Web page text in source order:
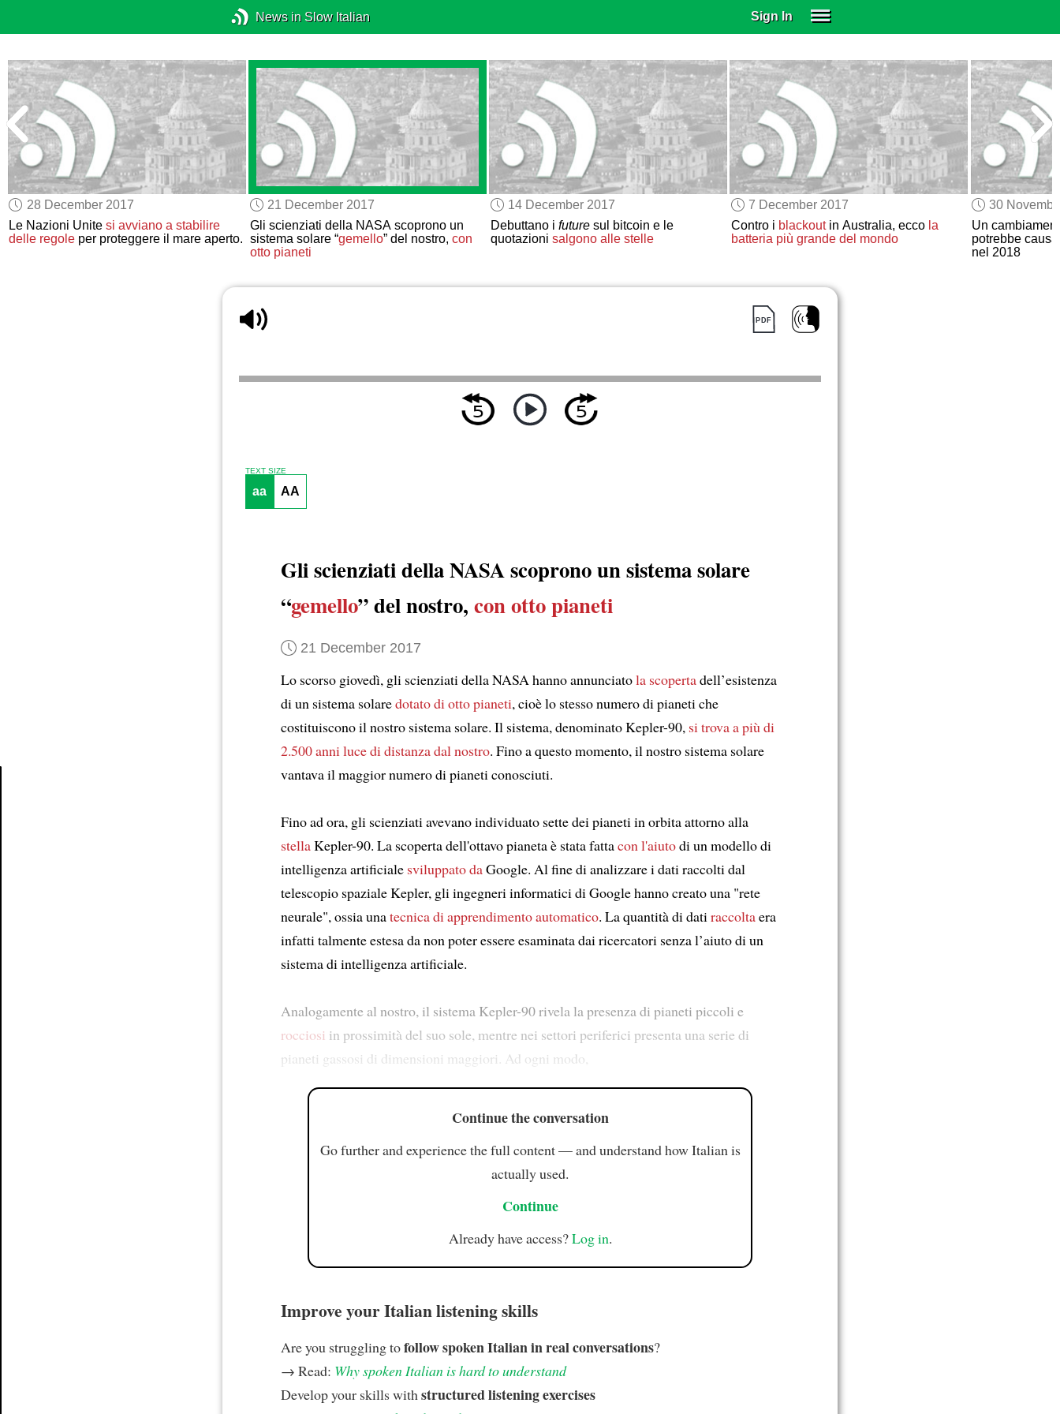
News in Slow Italian Sign In
SUBSCRIBE
EDUCATIONAL LICENSES
GIFT CARDS
OTHER LANGUAGES
ABOUT US
ALEXA
ADJUST COLORS
28 December 2017
Le Nazioni Unitesi avviano a stabilire
delle regole per proteggere il mare aperto.
21 December 2017
Gli scienziati della NASA scoprono un
sistema solare “gemello” del nostro, con
otto pianeti
14 December 2017
Debuttano i futuresul bitcoin e le
quotazioni salgono alle stelle
7 December 2017
Contro i blackoutin Australia, ecco la
batteria più grande del mondo
30
Un
potrebbe
nel 2018
TEXT SIZE
aa AA
Gli scienziati della NASA scoprono un sistema solare
“gemello” del nostro, con otto pianeti
21 December 2017
Lo scorso giovedì, gli scienziati della NASA hanno annunciatola scopertadell’esistenza
di un sistema solaredotato di otto pianeti, cioè lo stesso numero di pianeti che
costituiscono il nostro sistema solare. Il sistema, denominato Kepler-90, si trova a più di
2.500 anni luce di distanza dal nostro. Fino a questo momento, il nostro sistema solare
vantava il maggior numero di pianeti conosciuti.
Fino ad ora, gli scienziati avevano individuato sette dei pianeti in orbita attorno alla
stellaKepler-90. La scoperta dell'ottavo pianeta è stata fattacon l'aiutodi un modello di
intelligenza artificiale sviluppato daGoogle. Al fine di analizzare i dati raccolti dal
telescopio spaziale Kepler, gli ingegneri informatici di Google hanno creato una "rete
neurale", ossia unatecnica di apprendimento automatico. La quantità di datiraccoltaera
infatti talmente estesa da non poter essere esaminata dai ricercatori senza l’aiuto di un
sistema di intelligenza artificiale.
Analogamente al nostro, il sistema Kepler-90 rivela la presenza di pianeti piccoli e
rocciosi in prossimità del suo sole, mentre nei settori periferici presenta una serie di
pianeti gassosi di dimensioni maggiori. Ad ogni modo,
Continue the conversation
Go further and experience the full content — and understand how Italian is
actually used.
Continue
Already have access?Log in.
Improve your Italian listening skills
Are you struggling tofollow spoken Italian in real conversations?
→ Read: Why spoken Italian is hard to understand
Develop your skills withstructured listening exercises